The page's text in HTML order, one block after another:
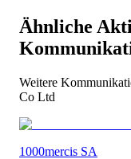
Ähnliche
Weitere
Co Ltd
1000mercis SA